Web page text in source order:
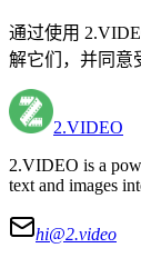
通过使用
解它们，并同意
2.VIDEO
2.VIDEO is a
text and images
hi@2.video